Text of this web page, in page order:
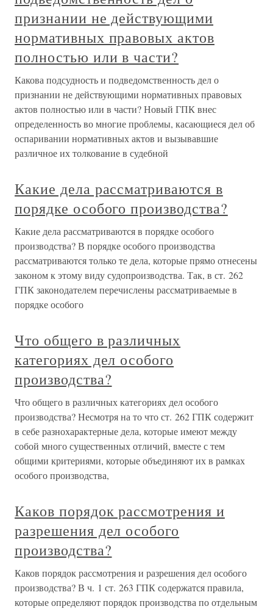
признании не действующими
нормативных правовых актов
полностью или в части?
Какова подсудность и подведомственность дел о
признании не действующими нормативных правовых
актов полностью или в части? Новый ГПК внес
определенность во многие проблемы, касающиеся дел об
оспаривании нормативных актов и вызывавшие
различное их толкование в судебной
Какие дела рассматриваются в
порядке особого производства?
Какие дела рассматриваются в порядке особого
производства? В порядке особого производства
рассматриваются только те дела, которые прямо отнесены
законом к этому виду судопроизводства. Так, в ст. 262
ГПК законодателем перечислены рассматриваемые в
порядке особого
Что общего в различных
категориях дел особого
производства?
Что общего в различных категориях дел особого
производства? Несмотря на то что ст. 262 ГПК содержит
в себе разнохарактерные дела, которые имеют между
собой много существенных отличий, вместе с тем
общими критериями, которые объединяют их в рамках
особого производства,
Каков порядок рассмотрения и
разрешения дел особого
производства?
Каков порядок рассмотрения и разрешения дел особого
производства? В ч. 1 ст. 263 ГПК содержатся правила,
которые определяют порядок производства по отдельным